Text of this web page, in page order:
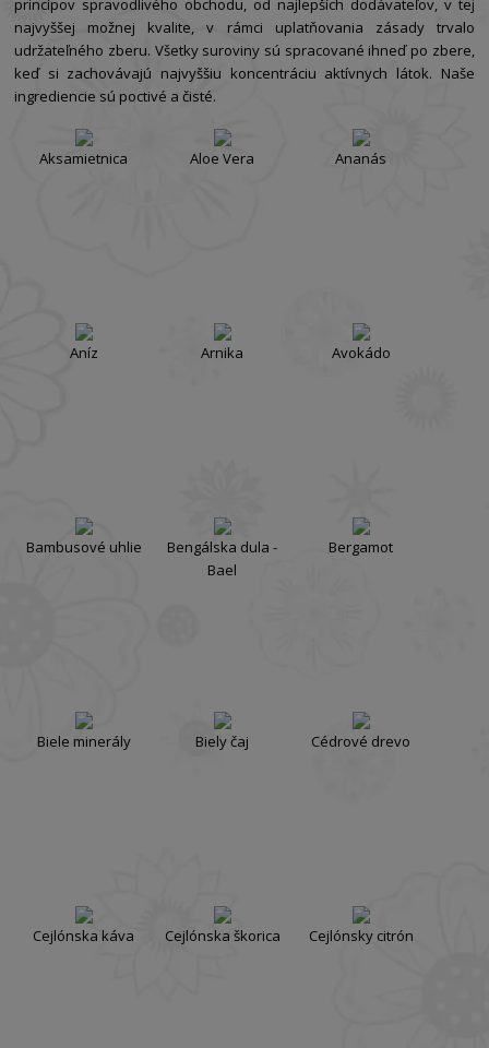
princípov spravodlivého obchodu, od najlepších dodávateľov, v tej
najvyššej možnej kvalite, v rámci uplatňovania zásady trvalo
udržateľného zberu. Všetky suroviny sú spracované ihneď po zbere,
keď si zachovávajú najvyššiu koncentráciu aktívnych látok. Naše
ingrediencie sú poctivé a čisté.
Aksamietnica Aloe Vera Ananás
Aníz Arnika Avokádo
Bambusové uhlie
Bengálska dula -
Bael
Bergamot
Biele minerály Biely čaj Cédrové drevo
Cejlónska káva Cejlónska škorica Cejlónsky citrón